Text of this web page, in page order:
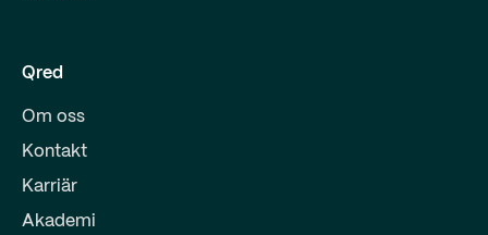
Qred
Om oss
Kontakt
Karriär
Akademi